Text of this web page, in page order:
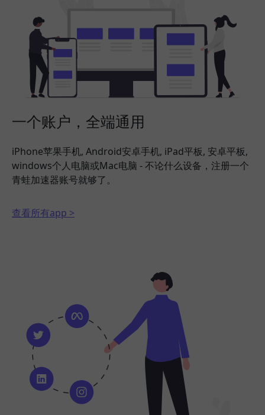
一个账户，全端通用
iPhone苹果手机, Android安卓手机, iPad平板, 安卓平板,
windows个人电脑或Mac电脑 - 不论什么设备，注册一个
青蛙加速器账号就够了。
查看所有app >